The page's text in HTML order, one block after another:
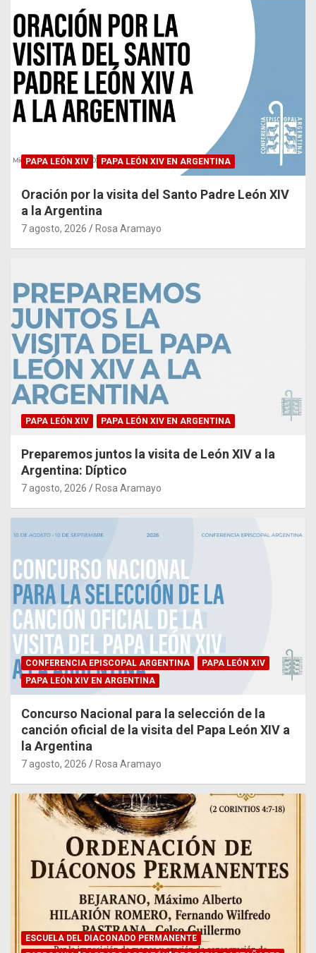
PAPA LEÓN XIV PAPA LEÓN XIV EN ARGENTINA
Oración por la visita del Santo Padre León XIV
a la Argentina
7 agosto, 2026 Rosa Aramayo
PAPA LEÓN XIV PAPA LEÓN XIV EN ARGENTINA
Preparemos juntos la visita de León XIV a la
Argentina: Díptico
7 agosto, 2026 Rosa Aramayo
CONFERENCIA EPISCOPAL ARGENTINA
PAPA LEÓN XIV
PAPA LEÓN XIV EN ARGENTINA
Concurso Nacional para la selección de la
canción oficial de la visita del Papa León XIV a
la Argentina
7 agosto, 2026 Rosa Aramayo
ESCUELA DEL DIACONADO PERMANENTE